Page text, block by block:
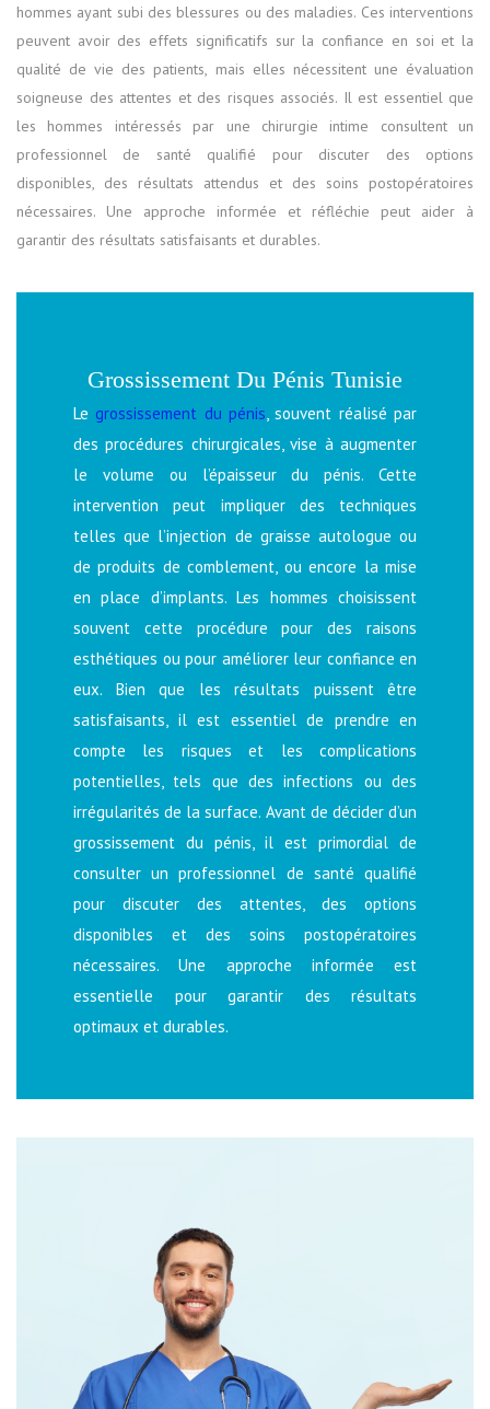
hommes ayant subi des blessures ou des maladies. Ces interventions
peuvent avoir des effets significatifs sur la confiance en soi et la
qualité de vie des patients, mais elles nécessitent une évaluation
soigneuse des attentes et des risques associés. Il est essentiel que
les hommes intéressés par une chirurgie intime consultent un
professionnel de santé qualifié pour discuter des options
disponibles, des résultats attendus et des soins postopératoires
nécessaires. Une approche informée et réfléchie peut aider à
garantir des résultats satisfaisants et durables.
Grossissement Du Pénis Tunisie
Legrossissement du pénis, souvent réalisé par
des procédures chirurgicales, vise à augmenter
le volume ou l’épaisseur du pénis. Cette
intervention peut impliquer des techniques
telles que l’injection de graisse autologue ou
de produits de comblement, ou encore la mise
en place d’implants. Les hommes choisissent
souvent cette procédure pour des raisons
esthétiques ou pour améliorer leur confiance en
eux. Bien que les résultats puissent être
satisfaisants, il est essentiel de prendre en
compte les risques et les complications
potentielles, tels que des infections ou des
irrégularités de la surface. Avant de décider d’un
grossissement du pénis, il est primordial de
consulter un professionnel de santé qualifié
pour discuter des attentes, des options
disponibles et des soins postopératoires
nécessaires. Une approche informée est
essentielle pour garantir des résultats
optimaux et durables.